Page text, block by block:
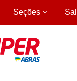
Seções